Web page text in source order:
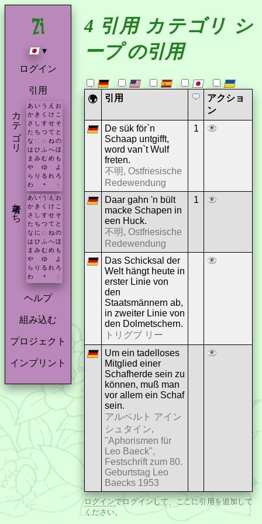
▾
ログイン
引用
カテゴリ あ い う え お
か き く け こ
さ し す せ そ
た ち つ て と
な に ぬ ね の
は ひ ふ へ ほ
ま み む め も
や
ゆ
よ
ら り る れ ろ
わ
* を
著者たち あ い う え お
か き く け こ
さ
し す せ そ
た ち つ て と
な に ぬ ね の
は ひ ふ へ ほ
ま み む め も
や
ゆ
よ
ら り る れ ろ
わ
* を
ヘルプ
組み込む
プロジェクト
インプリント
4 引用 カテゴリ シ
ープ の引用
🌍 引用
アクショ
ン
De sük för`n
Schaap untgifft,
word van`t Wulf
freten.
不明, Ostfriesische
Redewendung
1
Daar gahn 'n bült
macke Schapen in
een Huck.
不明, Ostfriesische
Redewendung
1
Das Schicksal der
Welt hängt heute in
erster Linie von
den
Staatsmännern ab,
in zweiter Linie von
den Dolmetschern.
トリグブ リー
Um ein tadelloses
Mitglied einer
Schafherde sein zu
können, muß man
vor allem ein Schaf
sein.
アルベルト アイン
シュタイン,
"Aphorismen für
Leo Baeck",
Festschrift zum 80.
Geburtstag Leo
Baecks 1953
ログインでログインして、ここに引用を追加して
ください。